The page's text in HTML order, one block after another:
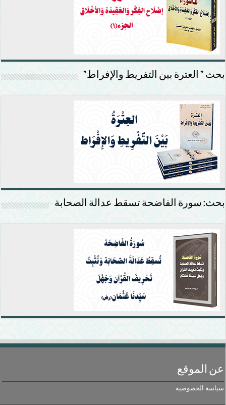
بحث ” العترة بين التفريط والإفراط”
بحث: سورة الفاضحة تسقط عدالة الصحابة
عن الموقع
سياسة الخصوصية